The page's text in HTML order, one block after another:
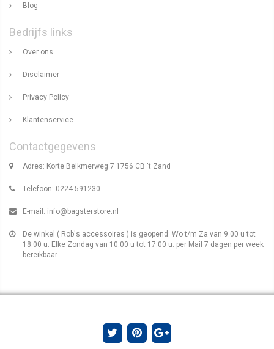
Blog
Bedrijfs links
Over ons
Disclaimer
Privacy Policy
Klantenservice
Contactgegevens
Adres: Korte Belkmerweg 7 1756 CB 't Zand
Telefoon: 0224-591230
E-mail: info@bagsterstore.nl
De winkel ( Rob's accessoires ) is geopend: Wo t/m Za van 9.00 u tot
18.00 u. Elke Zondag van 10.00 u tot 17.00 u. per Mail 7 dagen per week
bereikbaar.